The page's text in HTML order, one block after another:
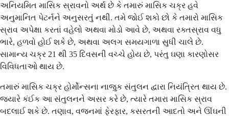
અનિયમિત માસિક સ્રાવનો અર્થ છે કે તમારું માસિક ચક્ર હવે
અનુમાનિત પેટર્નને અનુસરતું નથી. તમે જોઈ શકો છો કે તમારો માસિક
સ્રાવ અપેક્ષા કરતાં વહેલો અથવા મોડો આવે છે, અથવા રક્તસ્રાવ વધુ
ભારે, હળવો હોઈ શકે છે, અથવા અલગ સમયગાળા સુધી ચાલે છે.
સામાન્ય ચક્ર 21 થી 35 દિવસની વચ્ચે હોય છે, પરંતુ ઘણા કારણોસર
વિવિધતાઓ થાય છે.
તમારું માસિક ચક્ર હોર્મોન્સના નાજુક સંતુલન દ્વારા નિયંત્રિત થાય છે.
જ્યારે કંઈક આ સંતુલનને અસર કરે છે, ત્યારે તમારા માસિક સ્રાવ
બદલાઈ શકે છે. તણાવ, વજનમાં ફેરફાર, કસરતની આદતો અને ઊંઘની